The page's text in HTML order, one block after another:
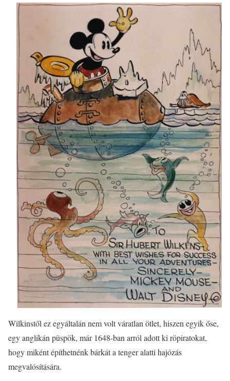
Wilkinstől ez egyáltalán nem volt váratlan ötlet, hiszen egyik őse,
egy anglikán püspök, már 1648-ban arról adott ki röpiratokat,
hogy miként építhetnénk bárkát a tenger alatti hajózás
megvalósítására.